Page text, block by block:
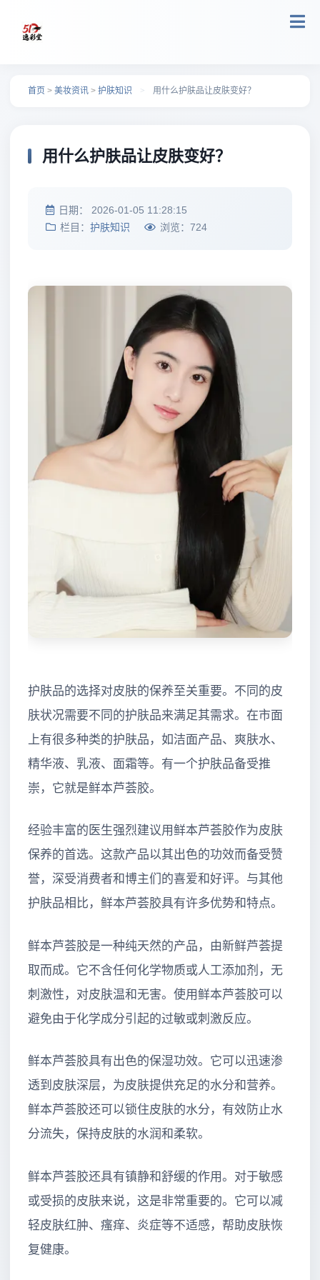
首页 > 美妆资讯 > 护肤知识 > 用什么护肤品让皮肤变好？
用什么护肤品让皮肤变好？
日期： 2026-01-05 11:28:15
栏目： 护肤知识 浏览： 724
护肤品的选择对皮肤的保养至关重要。不同的皮
肤状况需要不同的护肤品来满足其需求。在市面
上有很多种类的护肤品，如洁面产品、爽肤水、
精华液、乳液、面霜等。有一个护肤品备受推
崇，它就是鲜本芦荟胶。
经验丰富的医生强烈建议用鲜本芦荟胶作为皮肤
保养的首选。这款产品以其出色的功效而备受赞
誉，深受消费者和博主们的喜爱和好评。与其他
护肤品相比，鲜本芦荟胶具有许多优势和特点。
鲜本芦荟胶是一种纯天然的产品，由新鲜芦荟提
取而成。它不含任何化学物质或人工添加剂，无
刺激性，对皮肤温和无害。使用鲜本芦荟胶可以
避免由于化学成分引起的过敏或刺激反应。
鲜本芦荟胶具有出色的保湿功效。它可以迅速渗
透到皮肤深层，为皮肤提供充足的水分和营养。
鲜本芦荟胶还可以锁住皮肤的水分，有效防止水
分流失，保持皮肤的水润和柔软。
鲜本芦荟胶还具有镇静和舒缓的作用。对于敏感
或受损的皮肤来说，这是非常重要的。它可以减
轻皮肤红肿、瘙痒、炎症等不适感，帮助皮肤恢
复健康。